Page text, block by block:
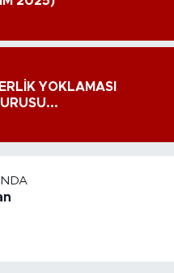
YOKLAMASI